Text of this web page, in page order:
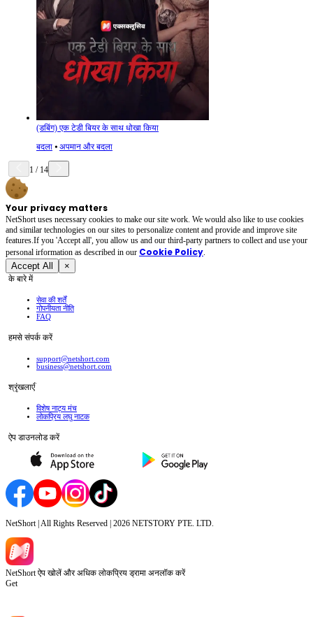
(डबिंग) एक टेडी बियर के साथ धोखा किया
बदला ⦁ अपमान और बदला
1 / 14
Your privacy matters
NetShort uses necessary cookies to make our site work. We would also like to use cookies
and similar technologies on our sites to personalize content and provide and improve site
features.If you 'Accept all', you allow us and our third-party partners to collect and use your
personal irformation as described in our Cookie Policy.
Accept All ×
के बारे में
सेवा की शर्तें
गोपनीयता नीति
FAQ
हमसे संपर्क करें
support@netshort.com
business@netshort.com
श्रृंखलाएँ
विशेष नाट्य मंच
लोकप्रिय लघु नाटक
ऐप डाउनलोड करें
NetShort | All Rights Reserved | 2026 NETSTORY PTE. LTD.
NetShort ऐप खोलें और अधिक लोकप्रिय ड्रामा अनलॉक करें
Get